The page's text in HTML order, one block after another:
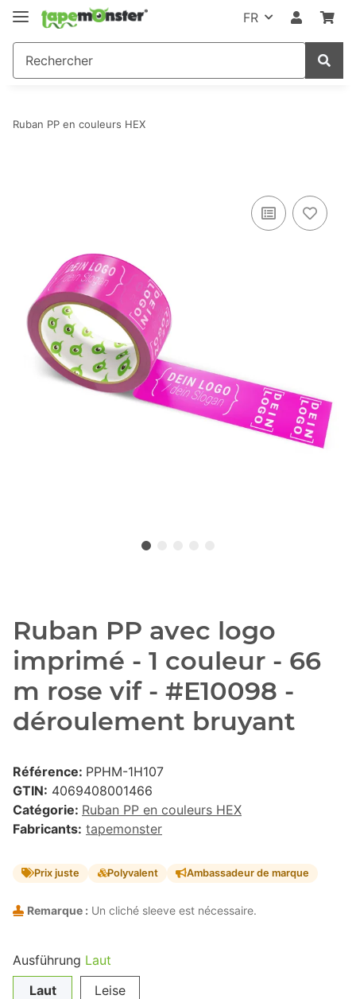
FR
Ruban PP en couleurs HEX
Ruban PP avec logo
imprimé - 1 couleur - 66
m rose vif - #E10098 -
déroulement bruyant
Référence: PPHM-1H107
GTIN: 4069408001466
Catégorie: Ruban PP en couleurs HEX
Fabricants: tapemonster
Prix juste Polyvalent Ambassadeur de marque
Remarque : Un cliché sleeve est nécessaire.
Ausführung Laut
Laut
Leise